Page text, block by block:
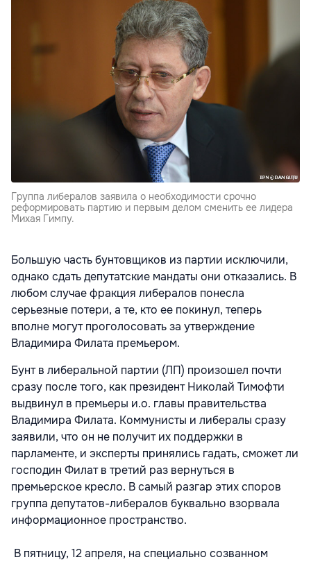
Группа либералов заявила о необходимости срочно
реформировать партию и первым делом сменить ее лидера
Михая Гимпу.
Бoльшую часть бунтовщиков из партии исключили,
однако сдать депутатские мандаты они отказались. В
любом случае фракция либералов понесла
серьезные потери, а те, кто ее покинул, теперь
вполне могут проголосовать за утверждение
Владимира Филата премьером.
Бунт в либеральной партии (ЛП) произошел почти
сразу после того, как президент Николай Тимофти
выдвинул в премьеры и.о. главы правительства
Владимира Филата. Коммунисты и либералы сразу
заявили, что он не получит их поддержки в
парламенте, и эксперты принялись гадать, сможет ли
господин Филат в третий раз вернуться в
премьерское кресло. В самый разгар этих споров
группа депутатов-либералов буквально взорвала
информационное пространство.
В пятницу, 12 апреля, на специально созванном